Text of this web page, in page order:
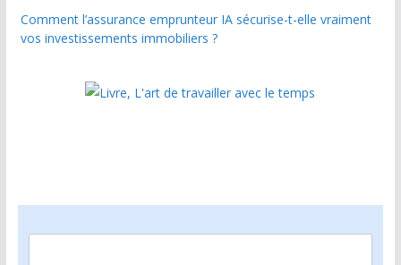
Comment l’assurance emprunteur IA sécurise-t-elle vraiment
vos investissements immobiliers ?